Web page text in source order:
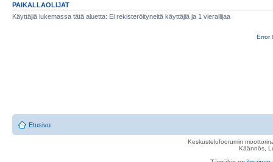
PAIKALLAOLIJAT
Käyttäjiä lukemassa tätä aluetta: Ei rekisteröityneitä käyttäjiä ja 1 vierailijaa
Error
Etusivu
Keskustelufoorumin
Käännös,